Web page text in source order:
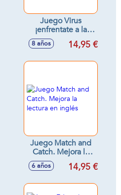
Juego Virus
¡enfrentate a la
pandemia y
erradica el virus!
8 años 14,95 €
Juego Match and
Catch. Mejora la
lectura en inglés
6 años 14,95 €